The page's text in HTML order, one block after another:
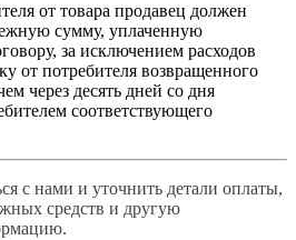
от товара продавец должен
сумму, уплаченную
за исключением расходов
от потребителя возвращенного
через десять дней со дня
соответствующего
с нами и уточнить детали оплаты,
средств и другую